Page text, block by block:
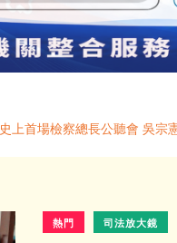
史上首場檢察總長公聽會 吳宗
熱門 司法放大鏡